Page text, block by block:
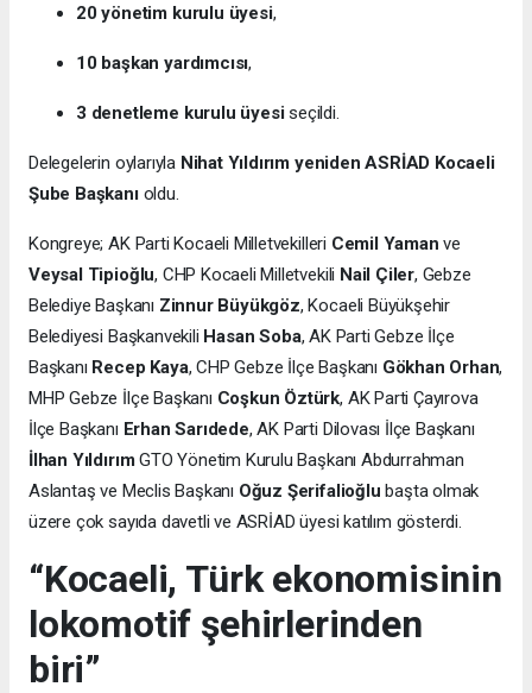
20 yönetim kurulu üyesi,
10 başkan yardımcısı,
3 denetleme kurulu üyesiseçildi.
Delegelerin oylarıyla Nihat Yıldırım yeniden ASRİAD Kocaeli
Şube Başkanıoldu.
Kongreye; AK Parti Kocaeli Milletvekilleri Cemil Yaman ve
Veysal Tipioğlu, CHP Kocaeli Milletvekili Nail Çiler, Gebze
Belediye Başkanı Zinnur Büyükgöz, Kocaeli Büyükşehir
Belediyesi Başkanvekili Hasan Soba, AK Parti Gebze İlçe
Başkanı Recep Kaya, CHP Gebze İlçe Başkanı Gökhan Orhan,
MHP Gebze İlçe Başkanı Coşkun Öztürk, AK Parti Çayırova
İlçe Başkanı Erhan Sarıdede, AK Parti Dilovası İlçe Başkanı
İlhan YıldırımGTO Yönetim Kurulu Başkanı Abdurrahman
Aslantaş ve Meclis Başkanı Oğuz Şerifalioğlu başta olmak
üzere çok sayıda davetli ve ASRİAD üyesi katılım gösterdi.
“Kocaeli, Türk ekonomisinin
lokomotif şehirlerinden
biri”